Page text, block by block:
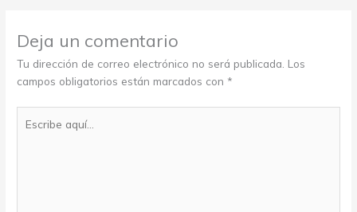
Deja un comentario
Tu dirección de correo electrónico no será publicada. Los
campos obligatorios están marcados con *
aquí...